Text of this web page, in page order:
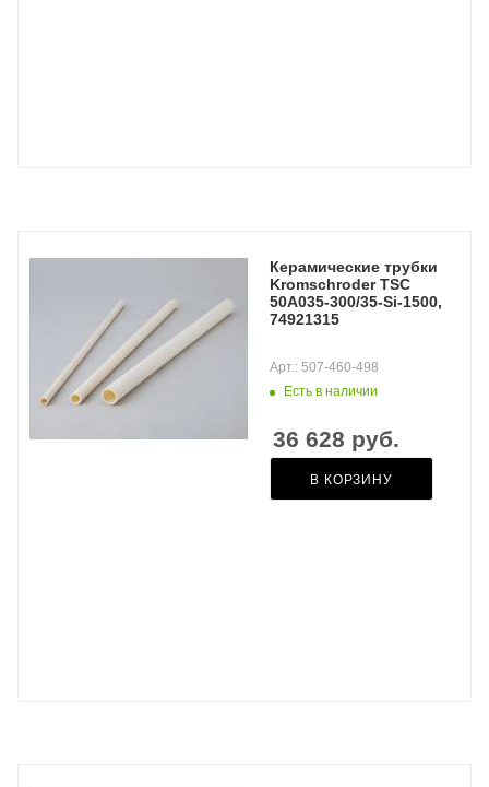
Керамические трубки
Kromschroder TSC
50A035-300/35-Si-1500,
74921315
Есть в наличии
Арт.: 507-460-498
36 628 руб.
В КОРЗИНУ